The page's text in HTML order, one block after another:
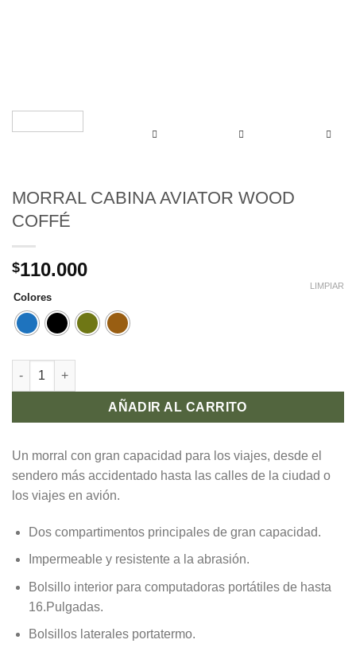
MORRAL CABINA AVIATOR WOOD
COFFÉ
$110.000
Colores
LIMPIAR
AÑADIR AL CARRITO
Un morral con gran capacidad para los viajes, desde el
sendero más accidentado hasta las calles de la ciudad o
los viajes en avión.
Dos compartimentos principales de gran capacidad.
Impermeable y resistente a la abrasión.
Bolsillo interior para computadoras portátiles de hasta
16.Pulgadas.
Bolsillos laterales portatermo.